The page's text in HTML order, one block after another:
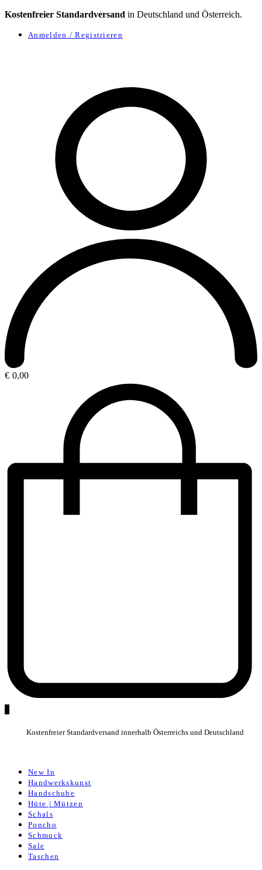
Kostenfreier Standardversand in Deutschland und Österreich.
Anmelden / Registrieren
€ 0,00
Kostenfreier Standardversand innerhalb Österreichs und Deutschland
New In
Handwerkskunst
Handschuhe
Hüte | Mützen
Schals
Poncho
Schmuck
Sale
Taschen